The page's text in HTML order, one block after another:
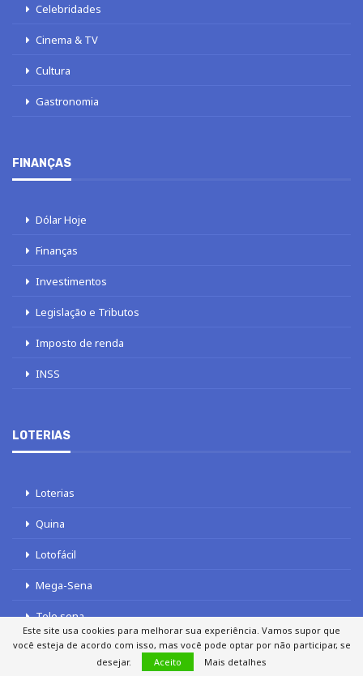
Celebridades
Cinema & TV
Cultura
Gastronomia
FINANÇAS
Dólar Hoje
Finanças
Investimentos
Legislação e Tributos
Imposto de renda
INSS
LOTERIAS
Loterias
Quina
Lotofácil
Mega-Sena
Tele sena
Este site usa cookies para melhorar sua experiência. Vamos supor que
você esteja de acordo com isso, mas você pode optar por não participar, se
desejar.
Aceito Mais detalhes